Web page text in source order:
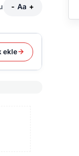
- Aa +
ekle